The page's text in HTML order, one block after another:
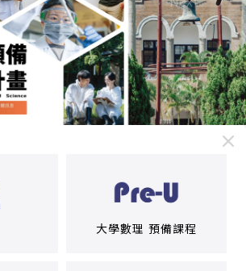
大學數理 預備課程